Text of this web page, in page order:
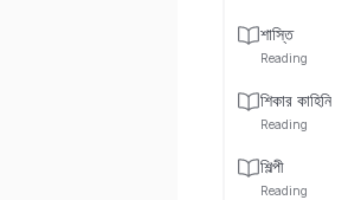
শাস্তি
Reading
শিকার কাহিনি
Reading
শিল্পী
Reading